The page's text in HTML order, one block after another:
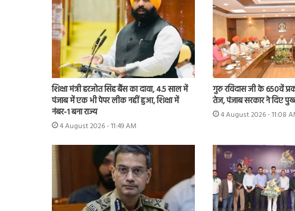
शिक्षा मंत्री हरजोत सिंह बैंस का दावा, 4.5 साल में
पंजाब में एक भी पेपर लीक नहीं हुआ, शिक्षा में
नंबर-1 बना राज्य
4 August 2026 - 11:49 AM
गुरु रविदास जी के 650वें
तेज, पंजाब सरकार ने दिए
4 August 2026 - 11:08